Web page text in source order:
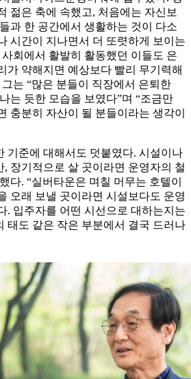
젊은 축에 속했고, 처음에는 자신보
과 한 공간에서 생활하는 것이 다소
시간이 지나면서 더 또렷하게 보이는
회에서 활발히 활동했던 이들도 은
가 약해지면 예상보다 빨리 무기력해
는 “많은 분들이 직장에서 은퇴한
는 듯한 모습을 보였다”며 “조금만
충분히 자산이 될 분들이라는 생각이
기준에 대해서도 덧붙였다. 시설이나
장기적으로 살 곳이라면 운영자의 철
다. “실버타운은 며칠 머무는 호텔이
오래 보낼 곳이라면 시설보다도 운영
. 입주자를 어떤 시선으로 대하는지는
태도 같은 작은 부분에서 결국 드러나